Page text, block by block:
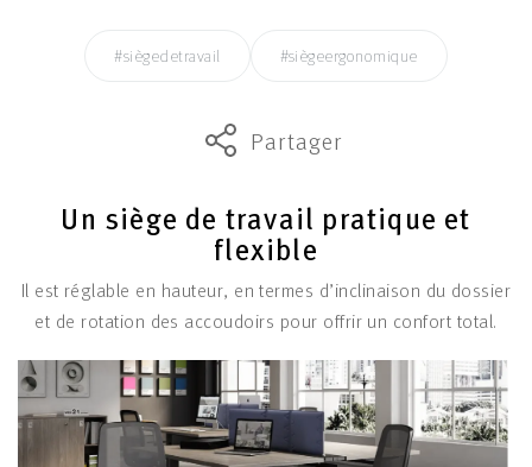
#siègedetravail #siègeergonomique
Partager
Un siège de travail pratique et
flexible
Il est réglable en hauteur, en termes d’inclinaison du dossier
et de rotation des accoudoirs pour offrir un confort total.